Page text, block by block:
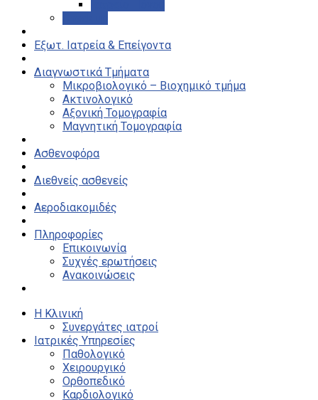
Εξωτ. Ιατρεία & Επείγοντα
Διαγνωστικά Τμήματα
Μικροβιολογικό – Βιοχημικό τμήμα
Ακτινολογικό
Αξονική Τομογραφία
Μαγνητική Τομογραφία
Ασθενοφόρα
Διεθνείς ασθενείς
Αεροδιακομιδές
Πληροφορίες
Επικοινωνία
Συχνές ερωτήσεις
Ανακοινώσεις
Η Κλινική
Συνεργάτες ιατροί
Ιατρικές Υπηρεσίες
Παθολογικό
Χειρουργικό
Ορθοπεδικό
Καρδιολογικό